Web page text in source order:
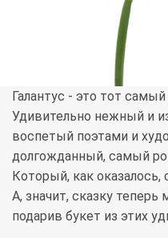
Галантус - это тот
Удивительно нежный и
воспетый поэтами и
долгожданный, самый
Который, как оказалось,
А, значит, сказку
подарив букет из этих